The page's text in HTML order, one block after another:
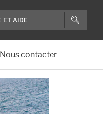
Nous contacter